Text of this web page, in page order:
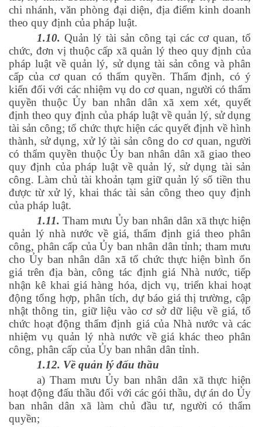
chi nhánh, văn phòng đại diện, địa điểm kinh doanh
theo quy định của pháp luật.
1.10. Quản lý tài sản công tại các cơ quan, tổ
chức, đơn vị thuộc cấp xã quản lý theo quy định của
pháp luật về quản lý, sử dụng tài sản công và phân
cấp của cơ quan có thẩm quyền. Thẩm định, có ý
kiến đối với các nhiệm vụ do cơ quan, người có thẩm
quyền thuộc Ủy ban nhân dân xã xem xét, quyết
định theo quy định của pháp luật về quản lý, sử dụng
tài sản công; tổ chức thực hiện các quyết định về hình
thành, sử dụng, xử lý tài sản công do cơ quan, người
có thẩm quyền thuộc Ủy ban nhân dân xã giao theo
quy định của pháp luật về quản lý, sử dụng tài sản
công. Làm chủ tài khoản tạm giữ quản lý số tiền thu
được từ xử lý, khai thác tài sản công theo quy định
của pháp luật.
1.11. Tham mưu Ủy ban nhân dân xã thực hiện
quản lý nhà nước về giá, thẩm định giá theo phân
công, phân cấp của Ủy ban nhân dân tỉnh; tham mưu
cho Ủy ban nhân dân xã tổ chức thực hiện bình ổn
giá trên địa bàn, công tác định giá Nhà nước, tiếp
nhận kê khai giá hàng hóa, dịch vụ, triển khai hoạt
động tổng hợp, phân tích, dự báo giá thị trường, cập
nhật thông tin, giữ liệu vào cơ sở dữ liệu về giá, tổ
chức hoạt động thẩm định giá của Nhà nước và các
nhiệm vụ quản lý nhà nước về giá khác theo phân
công, phân cấp của Ủy ban nhân dân tỉnh.
1.12. Về quản lý đấu thầu
a) Tham mưu Ủy ban nhân dân xã thực hiện
hoạt động đấu thầu đối với các gói thầu, dự án do Ủy
ban nhân dân xã làm chủ đầu tư, người có thẩm
quyền;